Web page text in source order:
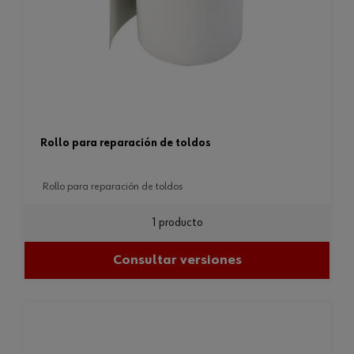
rollo para reparación de toldos
rollo para reparación de toldos
1 producto
Consultar versiones